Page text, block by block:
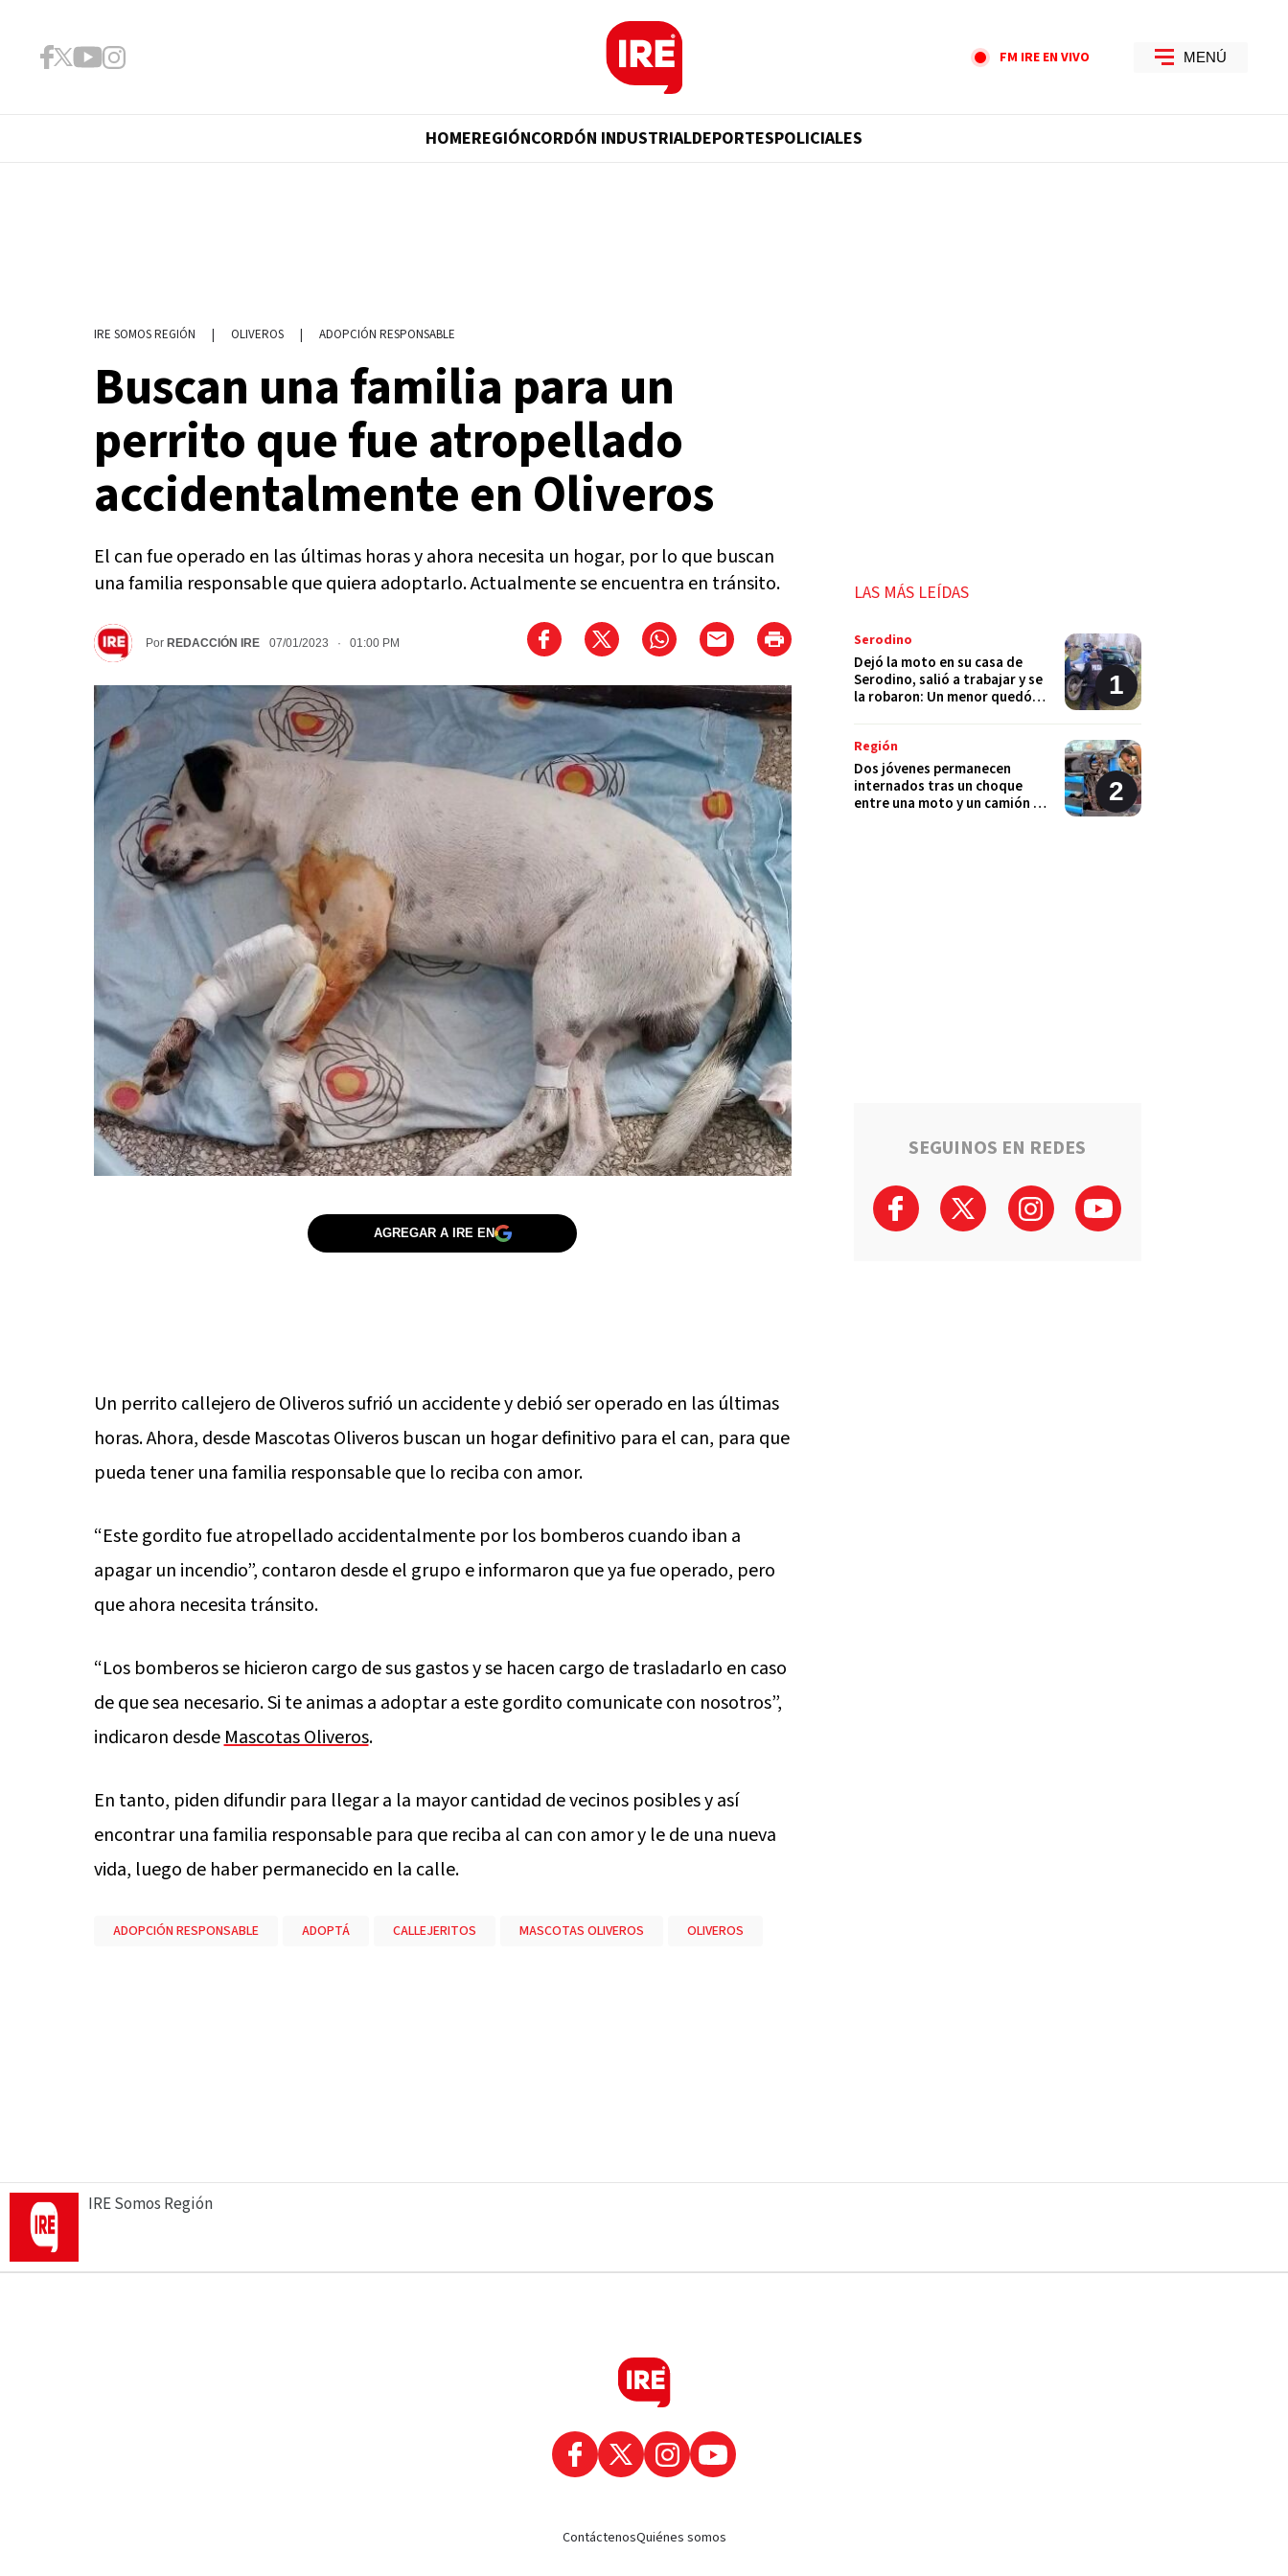
FM IRE EN VIVO MENÚ
HOMEREGIÓNCORDÓN INDUSTRIALDEPORTESPOLICIALES
IRE SOMOS REGIÓN | OLIVEROS | ADOPCIÓN RESPONSABLE
Buscan una familia para un
perrito que fue atropellado
accidentalmente en Oliveros
El can fue operado en las últimas horas y ahora necesita un hogar, por lo que buscan
una familia responsable que quiera adoptarlo. Actualmente se encuentra en tránsito.
Por REDACCIÓN IRE 07/01/2023 · 01:00 PM
AGREGAR A IRE EN
Un perrito callejero de Oliveros sufrió un accidente y debió ser operado en las últimas
horas. Ahora, desde Mascotas Oliveros buscan un hogar definitivo para el can, para que
pueda tener una familia responsable que lo reciba con amor.
“Este gordito fue atropellado accidentalmente por los bomberos cuando iban a
apagar un incendio”, contaron desde el grupo e informaron que ya fue operado, pero
que ahora necesita tránsito.
“Los bomberos se hicieron cargo de sus gastos y se hacen cargo de trasladarlo en caso
de que sea necesario. Si te animas a adoptar a este gordito comunicate con nosotros”,
indicaron desdeMascotas Oliveros.
En tanto, piden difundir para llegar a la mayor cantidad de vecinos posibles y así
encontrar una familia responsable para que reciba al can con amor y le de una nueva
vida, luego de haber permanecido en la calle.
ADOPCIÓN RESPONSABLE ADOPTÁ CALLEJERITOS MASCOTAS OLIVEROS OLIVEROS
LAS MÁS LEÍDAS
Serodino
Dejó la moto en su casa de
Serodino, salió a trabajar y se
la robaron: Un menor quedó
Región
Dos jóvenes permanecen
internados tras un choque
entre una moto y un camión en
"Solo quería darle una
oportunidad"SEGUINOS EN REDES
IRE Somos Región
ContáctenosQuiénes somos